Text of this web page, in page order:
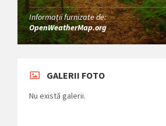
Informații furnizate de:
OpenWeatherMap.org
GALERII FOTO
Nu există galerii.